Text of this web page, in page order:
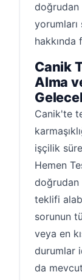
doğrudan
yorumları
Canik
Alma
Canik'te
işçilik
Hemen
doğrudan
teklifi
sorunun
veya en
durumlar
da